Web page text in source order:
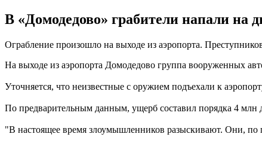
В «Домодедово» грабители напали на
Ограбление произошло на выходе из аэропорта.
На выходе из аэропорта Домодедово группа вооруженных
Уточняется, что неизвестные с оружием подъехали к
По предварительным данным, ущерб составил порядка 4 млн
"В настоящее время злоумышленников разыскивают. Они, по